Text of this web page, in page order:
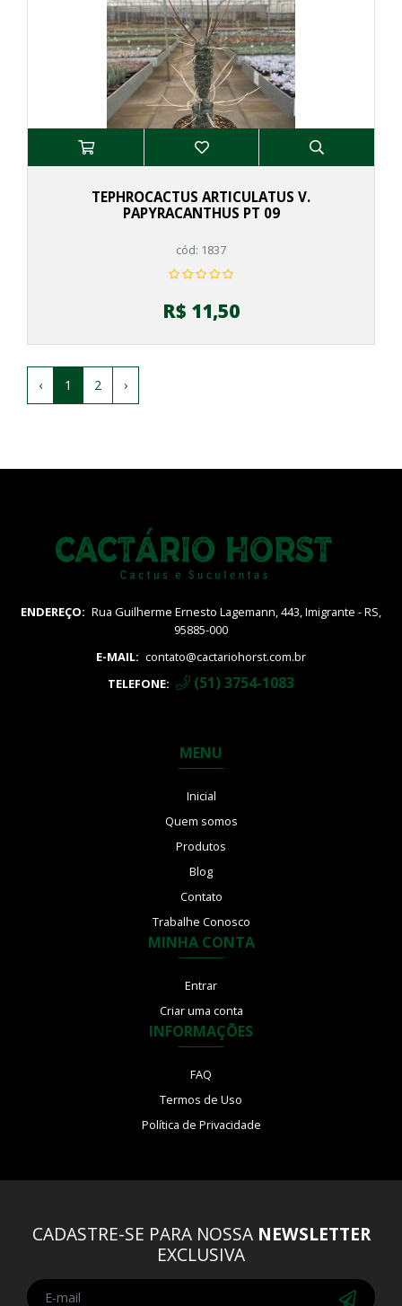
TEPHROCACTUS ARTICULATUS V.
PAPYRACANTHUS PT 09
cód: 1837
R$ 11,50
‹ 1 2 ›
ENDEREÇO: Rua Guilherme Ernesto Lagemann, 443, Imigrante - RS,
95885-000
E-MAIL: contato@cactariohorst.com.br
TELEFONE:
(51) 3754-1083
MENU
Inicial
Quem somos
Produtos
Blog
Contato
Trabalhe Conosco
MINHA CONTA
Entrar
Criar uma conta
INFORMAÇÕES
FAQ
Termos de Uso
Política de Privacidade
CADASTRE-SE PARA NOSSA NEWSLETTER
EXCLUSIVA